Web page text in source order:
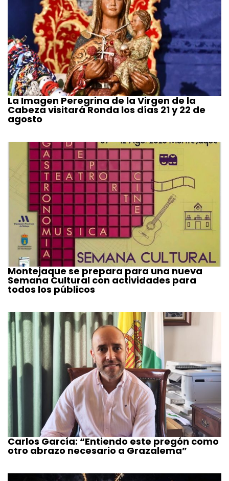
La Imagen Peregrina de la Virgen de la
Cabeza visitará Ronda los días 21 y 22 de
agosto
Montejaque se prepara para una nueva
Semana Cultural con actividades para
todos los públicos
Carlos García: “Entiendo este pregón como
otro abrazo necesario a Grazalema”